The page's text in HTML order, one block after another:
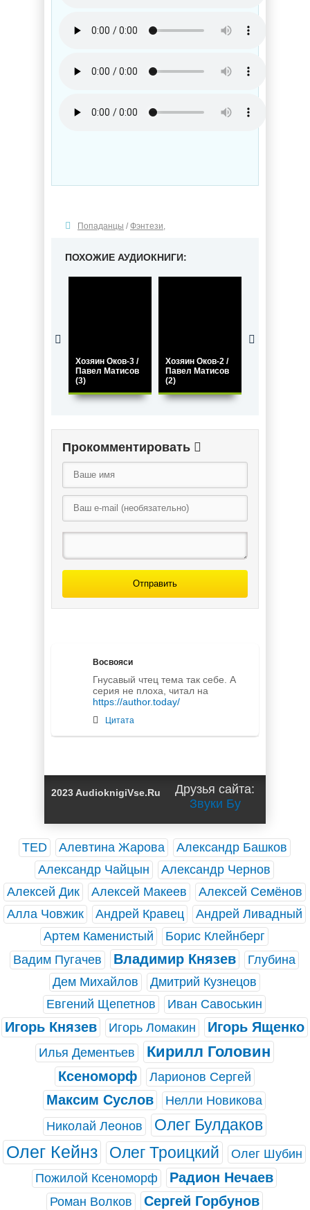
Попаданцы / Фэнтези,
ПОХОЖИЕ АУДИОКНИГИ:
Хозяин Оков-3 /
Павел Матисов
(3)
Хозяин Оков-2 /
Павел Матисов
(2)
Прокомментировать
Отправить
Восвояси
Гнусавый чтец тема так себе. А
серия не плоха, читал на
https://author.today/
Цитата
2023 AudioknigiVse.Ru
Друзья сайта:
Звуки Бу
TED Алевтина Жарова
Александр Башков
Александр Чайцын
Александр Чернов
Алексей Дик
Алексей Макеев
Алексей Семёнов
Алла Човжик
Андрей Кравец
Андрей Ливадный
Артем Каменистый
Борис Клейнберг
Вадим Пугачев
Владимир Князев
Глубина
Дем Михайлов
Дмитрий Кузнецов
Евгений Щепетнов
Иван Савоськин
Игорь Князев Игорь Ломакин Игорь Ященко
Илья Дементьев Кирилл Головин
Ксеноморф Ларионов Сергей
Максим Суслов
Нелли Новикова
Николай Леонов
Олег Булдаков
Олег Кейнз Олег Троицкий
Олег Шубин
Пожилой Ксеноморф
Радион Нечаев
Роман Волков Сергей Горбунов